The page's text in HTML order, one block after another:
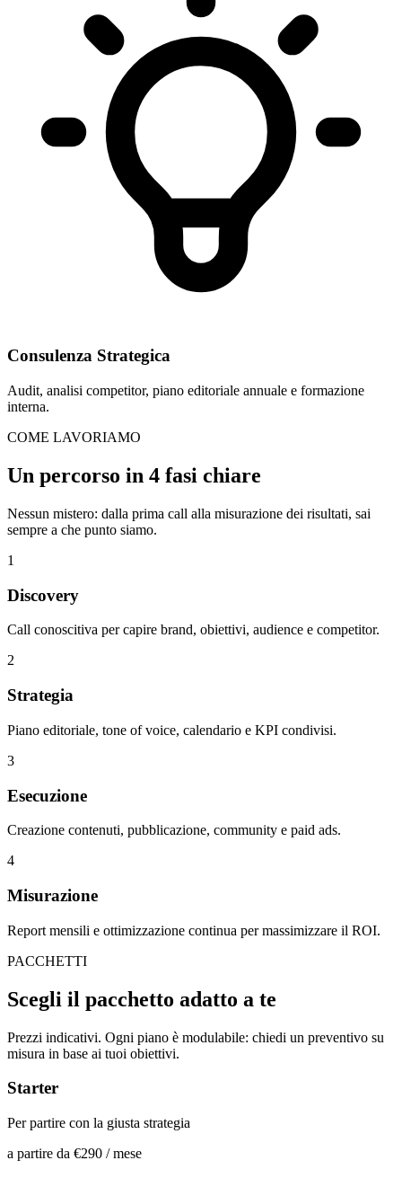
Consulenza Strategica
Audit, analisi competitor, piano editoriale annuale e formazione
interna.
COME LAVORIAMO
Un percorso in 4 fasi chiare
Nessun mistero: dalla prima call alla misurazione dei risultati, sai
sempre a che punto siamo.
1
Discovery
Call conoscitiva per capire brand, obiettivi, audience e competitor.
2
Strategia
Piano editoriale, tone of voice, calendario e KPI condivisi.
3
Esecuzione
Creazione contenuti, pubblicazione, community e paid ads.
4
Misurazione
Report mensili e ottimizzazione continua per massimizzare il ROI.
PACCHETTI
Scegli il pacchetto adatto a te
Prezzi indicativi. Ogni piano è modulabile: chiedi un preventivo su
misura in base ai tuoi obiettivi.
Starter
Per partire con la giusta strategia
a partire da €290 / mese